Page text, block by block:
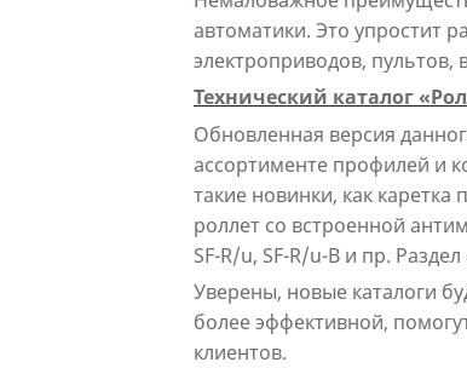
автоматики. Это упростит
электроприводов, пультов,
Технический каталог
Обновленная версия
ассортименте профилей и
такие новинки, как
роллет со встроенной
SF-R/u, SF-R/u-B и пр.
Уверены, новые каталоги
более эффективной,
клиентов.